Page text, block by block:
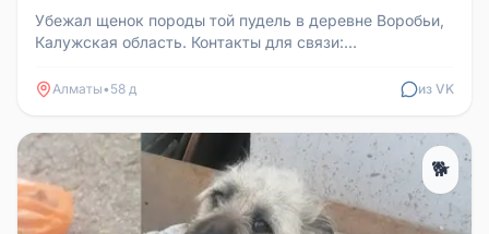
Убежал щенок породы той пудель в деревне Воробьи,
Калужская область. Контакты для связи:
Алматы• 58 д из VK
🐕